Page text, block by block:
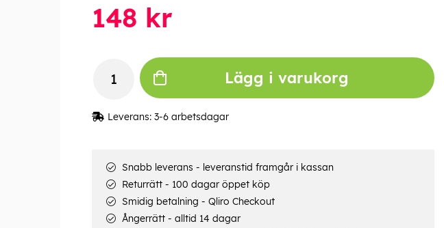
148 kr
Lägg i varukorg
Leverans: 3-6 arbetsdagar
Snabb leverans - leveranstid framgår i kassan
Returrätt - 100 dagar öppet köp
Smidig betalning - Qliro Checkout
Ångerrätt - alltid 14 dagar